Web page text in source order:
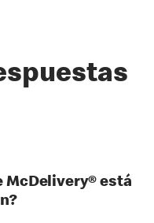
McDelivery® está